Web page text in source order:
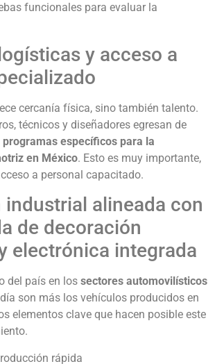
funcionales para evaluar la
y acceso a
cercanía física, sino también talento.
técnicos y diseñadores egresan de
programas específicos para la
en México. Esto es muy importante,
a personal capacitado.
industrial alineada con
de decoración
electrónica integrada
del país en los sectores automovilísticos
son más los vehículos producidos en
elementos clave que hacen posible este
rápida